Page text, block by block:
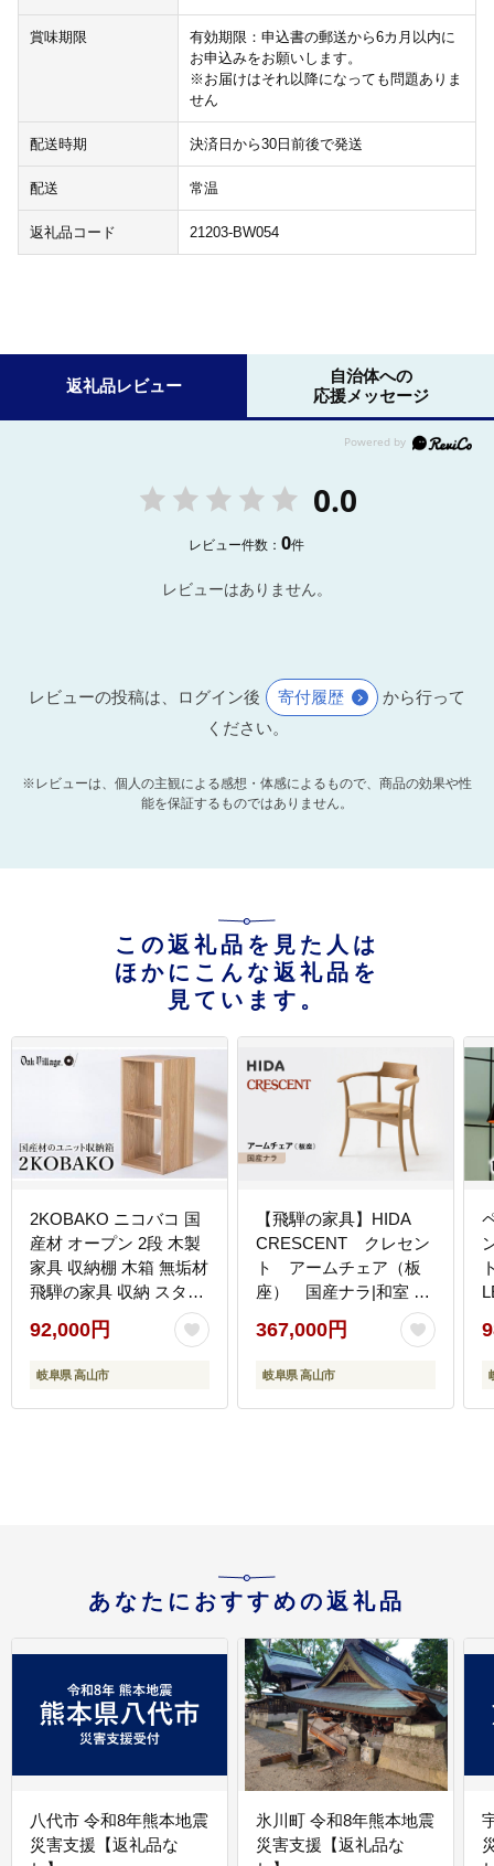
賞味期限
有効期限：申込書の郵送から6カ月以内に
お申込みをお願いします。
※お届けはそれ以降になっても問題ありま
せん
配送時期 決済日から30日前後で発送
配送 常温
返礼品コード 21203-BW054
返礼品レビュー
自治体への
応援メッセージ
0.0
レビュー件数：0件
レビューはありません。
レビューの投稿は、ログイン後 寄付履歴
から行って
ください。
※レビューは、個人の主観による感想・体感によるもので、商品の効果や性
能を保証するものではありません。
この返礼品を見た人は
ほかにこんな返礼品を
見ています。
2KOBAKO ニコバコ 国
産材 オープン 2段 木製
家具 収納棚 木箱 無垢材
飛騨の家具 収納 スタッ
キング シンプル ラック
おしゃれ 人気 おすすめ
新生活【オークヴィレ
92,000円
岐阜県 高山市
【飛騨の家具】HIDA
CRESCENT クレセン
ト アームチェア（板
座） 国産ナラ|和室 洋
室 チェア イス インテリ
ア 飛騨高山 飛騨産業
(株) CG077
367,000円
岐阜県 高山市
あなたにおすすめの返礼品
八代市 令和8年熊本地震
災害支援【返礼品な
氷川町 令和8年熊本地震
災害支援【返礼品な